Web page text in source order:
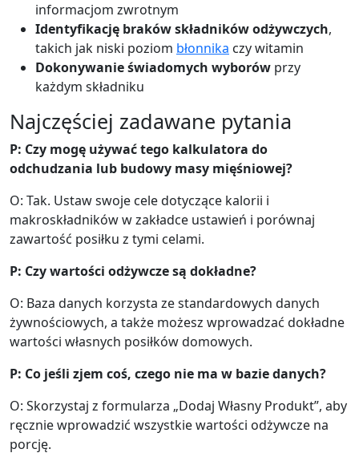
Banana Fruit
89 1.1g
Per 100g
g Add
Orange Fruit
calories protein carbs
Per 100g
g Add
57 0.7g 13.8g 0.3g
informacjom zwrotnym
Identyfikację braków składników odżywczych,
takich jak niski poziom błonnika czy witamin
Dokonywanie świadomych wyborów przy
każdym składniku
Najczęściej zadawane pytania
P: Czy mogę używać tego kalkulatora do
odchudzania lub budowy masy mięśniowej?
O: Tak. Ustaw swoje cele dotyczące kalorii i
makroskładników w zakładce ustawień i porównaj
zawartość posiłku z tymi celami.
P: Czy wartości odżywcze są dokładne?
O: Baza danych korzysta ze standardowych danych
żywnościowych, a także możesz wprowadzać dokładne
wartości własnych posiłków domowych.
P: Co jeśli zjem coś, czego nie ma w bazie danych?
O: Skorzystaj z formularza „Dodaj Własny Produkt”, aby
ręcznie wprowadzić wszystkie wartości odżywcze na
porcję.